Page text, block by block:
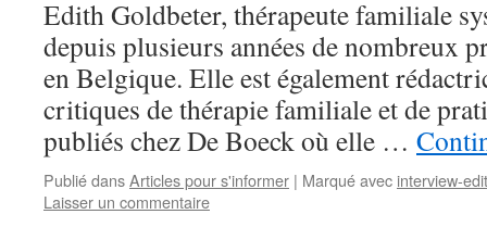
Edith Goldbeter, thérapeute familiale
depuis plusieurs années de nombreux
en Belgique. Elle est également
critiques de thérapie familiale et de
publiés chez De Boeck où elle …
Publié dansArticles pour s'informer | Marqué avec interview-
Laisser un commentaire